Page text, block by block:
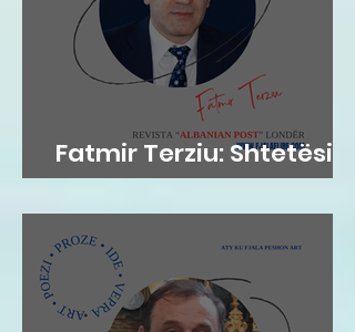
Fatmir Terziu: Shtetësia
britanike sipas lindjes